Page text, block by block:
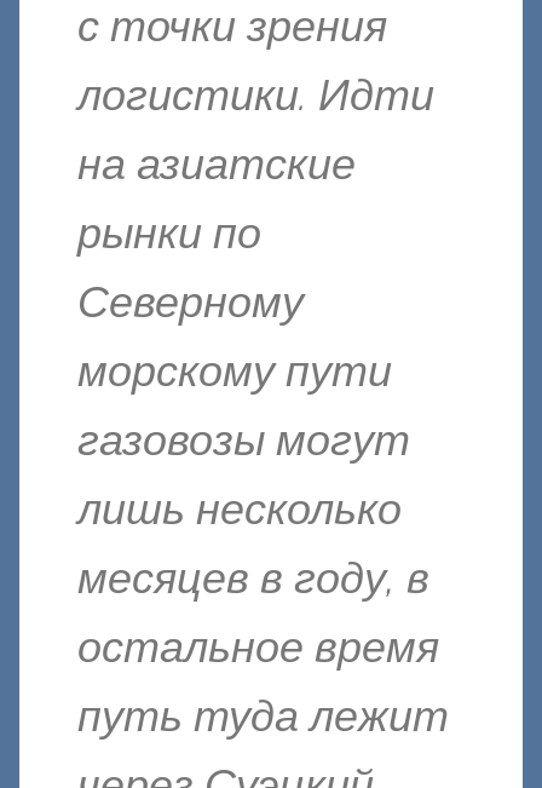
с точки зрения
логистики. Идти
на азиатские
рынки по
Северному
морскому пути
газовозы могут
лишь несколько
месяцев в году, в
остальное время
путь туда лежит